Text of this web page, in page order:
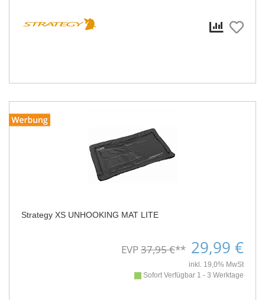
Strategy XS UNHOOKING MAT LITE
EVP37,95 €** 29,99 €
inkl. 19,0% MwSt
Sofort Verfügbar 1 - 3 Werktage